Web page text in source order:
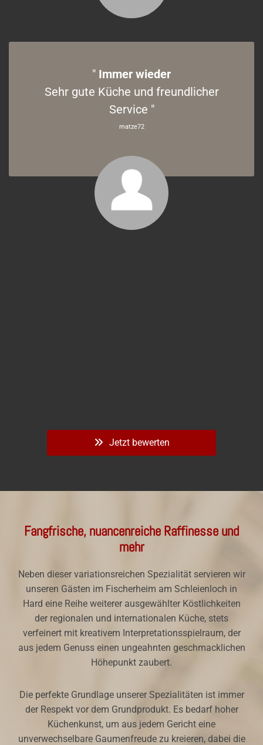
" Immer wieder
Sehr gute Küche und freundlicher
Service "
matze72
Jetzt bewerten
Fangfrische, nuancenreiche Raffinesse und
mehr
Neben dieser variationsreichen Spezialität servieren wir
unseren Gästen im Fischerheim am Schleienloch in
Hard eine Reihe weiterer ausgewählter Köstlichkeiten
der regionalen und internationalen Küche, stets
verfeinert mit kreativem Interpretationsspielraum, der
aus jedem Genuss einen ungeahnten geschmacklichen
Höhepunkt zaubert.
Die perfekte Grundlage unserer Spezialitäten ist immer
der Respekt vor dem Grundprodukt. Es bedarf hoher
Küchenkunst, um aus jedem Gericht eine
unverwechselbare Gaumenfreude zu kreieren, dabei die